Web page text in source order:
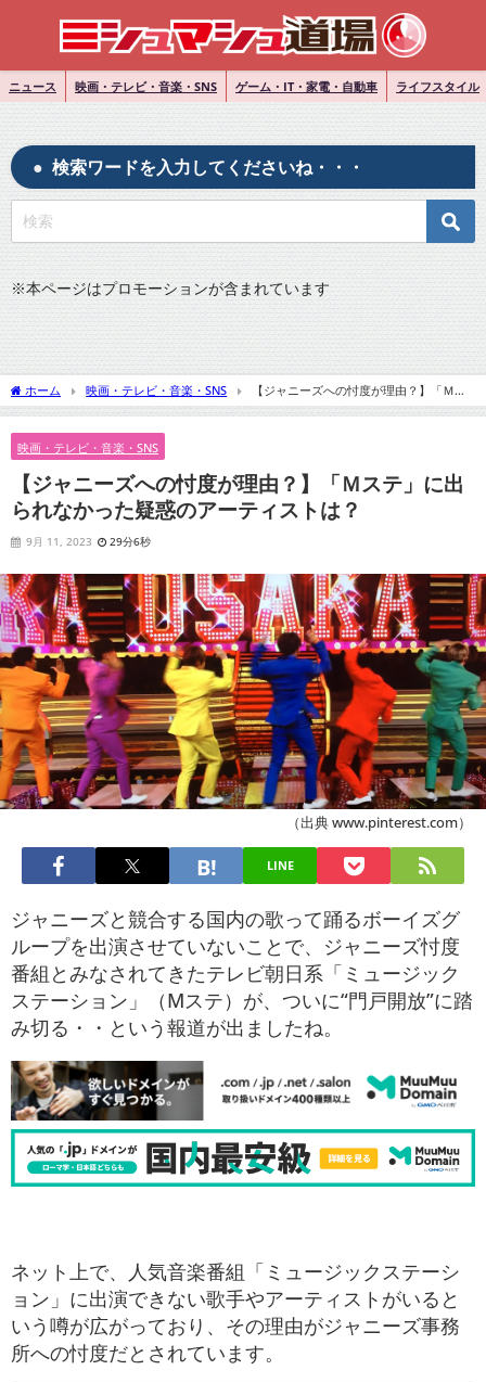
ニュース 映画・テレビ・音楽・SNS ゲーム・IT・家電・自動車 ライフスタイル
検索ワードを入力してくださいね・・・
※本ページはプロモーションが含まれています
ホーム 映画・テレビ・音楽・SNS
【ジャニーズへの忖度が理由？】「Ｍス
テ」に出られなかった疑惑のアーティストは？
映画・テレビ・音楽・SNS
【ジャニーズへの忖度が理由？】「Ｍステ」に出
られなかった疑惑のアーティストは？
9月 11, 2023 29分6秒
（出典 www.pinterest.com）
LINE
ジャニーズと競合する国内の歌って踊るボーイズグ
ループを出演させていないことで、ジャニーズ忖度
番組とみなされてきたテレビ朝日系「ミュージック
ステーション」（Mステ）が、ついに“門戸開放”に踏
み切る・・という報道が出ましたね。
ネット上で、人気音楽番組「ミュージックステーシ
ョン」に出演できない歌手やアーティストがいると
いう噂が広がっており、その理由がジャニーズ事務
所への忖度だとされています。